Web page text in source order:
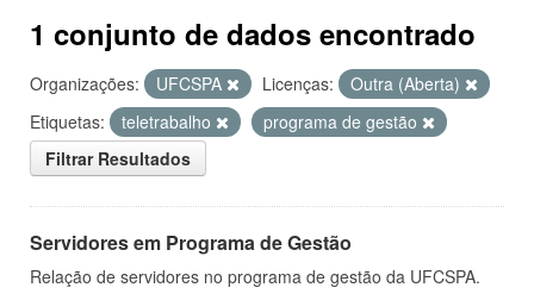
1 conjunto de dados encontrado
Organizações: UFCSPA Licenças:
Outra (Aberta)
Etiquetas:
teletrabalho
programa de gestão
Filtrar Resultados
Servidores em Programa de Gestão
Relação de servidores no programa de gestão da UFCSPA.